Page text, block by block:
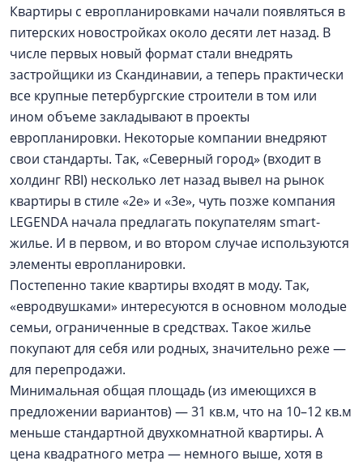
Квартиры с европланировками начали появляться в
питерских новостройках около десяти лет назад. В
числе первых новый формат стали внедрять
застройщики из Скандинавии, а теперь практически
все крупные петербургские строители в том или
ином объеме закладывают в проекты
европланировки. Некоторые компании внедряют
свои стандарты. Так, «Северный город» (входит в
холдинг RBI) несколько лет назад вывел на рынок
квартиры в стиле «2е» и «3е», чуть позже компания
LEGENDA начала предлагать покупателям smart-
жилье. И в первом, и во втором случае используются
элементы европланировки.
Постепенно такие квартиры входят в моду. Так,
«евродвушками» интересуются в основном молодые
семьи, ограниченные в средствах. Такое жилье
покупают для себя или родных, значительно реже —
для перепродажи.
Минимальная общая площадь (из имеющихся в
предложении вариантов) — 31 кв.м, что на 10–12 кв.м
меньше стандартной двухкомнатной квартиры. А
цена квадратного метра — немного выше, хотя в